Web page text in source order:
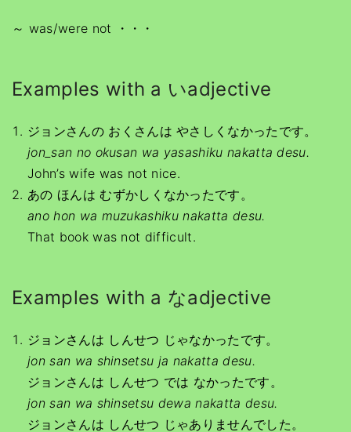
～ was/were not ・・・
Examples with a いadjective
ジョンさんの おくさんは やさしくなかったです。
jon_san no okusan wa yasashiku nakatta desu.
John’s wife was not nice.
あの ほんは むずかしくなかったです。
ano hon wa muzukashiku nakatta desu.
That book was not difficult.
Examples with a なadjective
ジョンさんは しんせつ じゃなかったです。
jon san wa shinsetsu ja nakatta desu.
ジョンさんは しんせつ では なかったです。
jon san wa shinsetsu dewa nakatta desu.
ジョンさんは しんせつ じゃありませんでした。